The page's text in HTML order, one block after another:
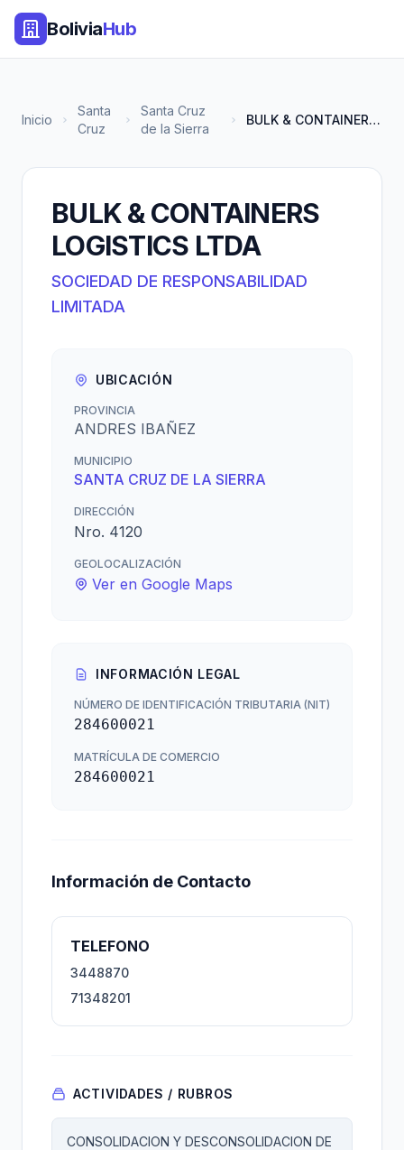
BoliviaHub
Inicio
Santa
Cruz
Santa Cruz
de la Sierra
BULK & CONTAINERS LOGISTICS LT...
BULK & CONTAINERS
LOGISTICS LTDA
SOCIEDAD DE RESPONSABILIDAD
LIMITADA
UBICACIÓN
PROVINCIA
ANDRES IBAÑEZ
MUNICIPIO
SANTA CRUZ DE LA SIERRA
DIRECCIÓN
Nro. 4120
GEOLOCALIZACIÓN
Ver en Google Maps
INFORMACIÓN LEGAL
NÚMERO DE IDENTIFICACIÓN TRIBUTARIA (NIT)
284600021
MATRÍCULA DE COMERCIO
284600021
Información de Contacto
TELEFONO
3448870
71348201
ACTIVIDADES / RUBROS
CONSOLIDACION Y DESCONSOLIDACION DE